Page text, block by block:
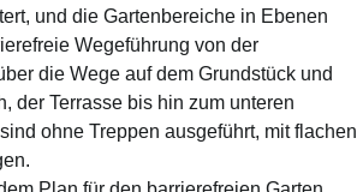
und die Gartenbereiche in Ebenen
Wegeführung von der
die Wege auf dem Grundstück und
der Terrasse bis hin zum unteren
ohne Treppen ausgeführt, mit flachen